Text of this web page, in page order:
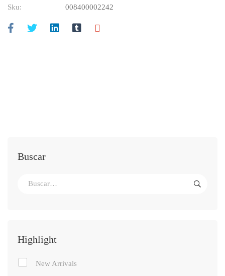
Buscar
Highlight
New Arrivals
Sku: 008400002242